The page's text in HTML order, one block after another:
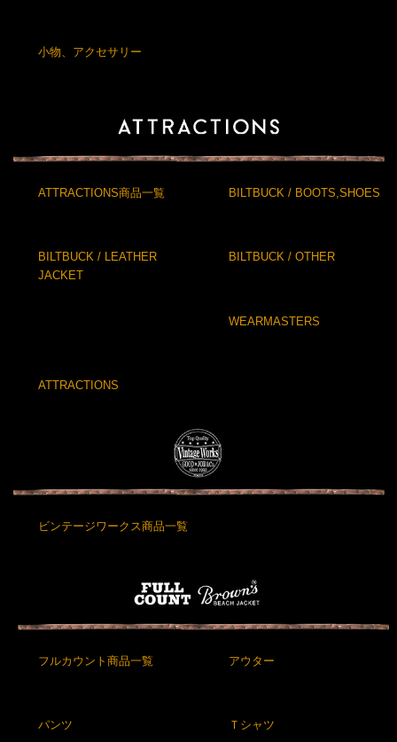
小物、アクセサリー
ATTRACTIONS商品一覧 BILTBUCK / BOOTS,SHOES
BILTBUCK / LEATHER
JACKET
BILTBUCK / OTHER
WEARMASTERS
ATTRACTIONS
ビンテージワークス商品一覧
フルカウント商品一覧 アウター
パンツ Ｔシャツ